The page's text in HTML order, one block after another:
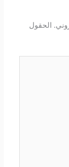
الحقول